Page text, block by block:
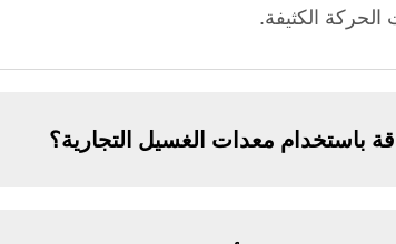
الحركة الكثيفة.
باستخدام معدات الغسيل التجارية؟